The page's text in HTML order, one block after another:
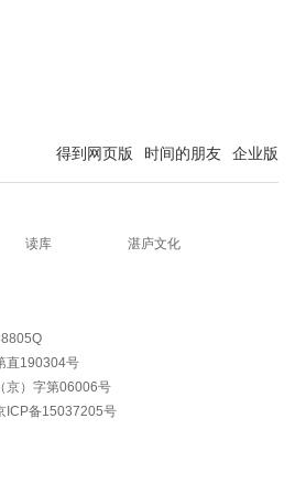
得到网页版 时间的朋友 企业版
读库
湛庐文化
直190304号
京）字第06006号
ICP备15037205号